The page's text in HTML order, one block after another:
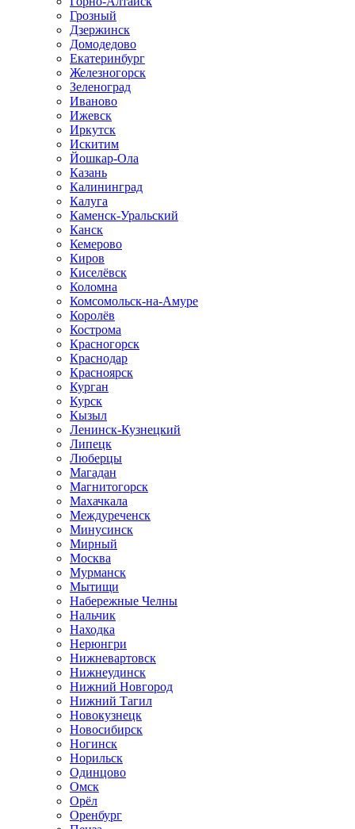
Грозный
Дзержинск
Домодедово
Екатеринбург
Железногорск
Зеленоград
Иваново
Ижевск
Иркутск
Искитим
Йошкар-Ола
Казань
Калининград
Калуга
Каменск-Уральский
Канск
Кемерово
Киров
Киселёвск
Коломна
Комсомольск-на-Амуре
Королёв
Кострома
Красногорск
Краснодар
Красноярск
Курган
Курск
Кызыл
Ленинск-Кузнецкий
Липецк
Люберцы
Магадан
Магнитогорск
Махачкала
Междуреченск
Минусинск
Мирный
Москва
Мурманск
Мытищи
Набережные Челны
Нальчик
Находка
Нерюнгри
Нижневартовск
Нижнеудинск
Нижний Новгород
Нижний Тагил
Новокузнецк
Новосибирск
Ногинск
Норильск
Одинцово
Омск
Орёл
Оренбург